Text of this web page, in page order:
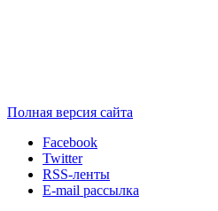
Полная версия сайта
Facebook
Twitter
RSS-ленты
E-mail рассылка